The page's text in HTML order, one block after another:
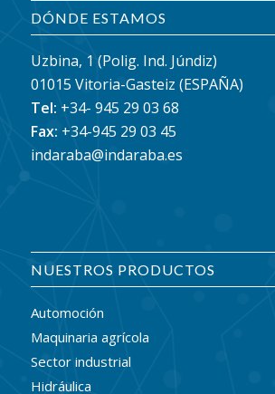
DÓNDE ESTAMOS
Uzbina, 1 (Polig. Ind. Júndiz)
01015 Vitoria-Gasteiz (ESPAÑA)
Tel: +34- 945 29 03 68
Fax: +34-945 29 03 45
indaraba@indaraba.es
NUESTROS PRODUCTOS
Automoción
Maquinaria agrícola
Sector industrial
Hidráulica